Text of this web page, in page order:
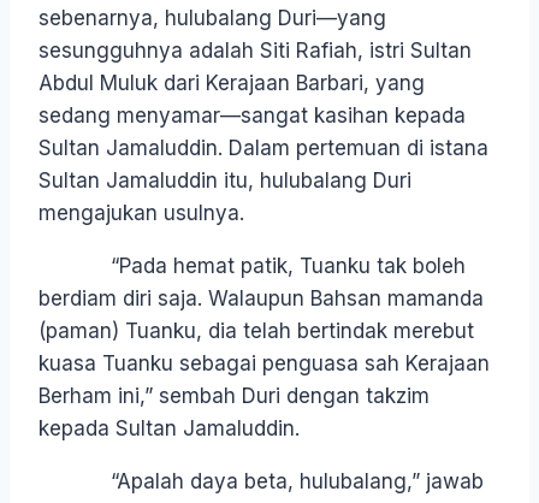
sebenarnya, hulubalang Duri—yang
sesungguhnya adalah Siti Rafiah, istri Sultan
Abdul Muluk dari Kerajaan Barbari, yang
sedang menyamar—sangat kasihan kepada
Sultan Jamaluddin. Dalam pertemuan di istana
Sultan Jamaluddin itu, hulubalang Duri
mengajukan usulnya.
“Pada hemat patik, Tuanku tak boleh
berdiam diri saja. Walaupun Bahsan mamanda
(paman) Tuanku, dia telah bertindak merebut
kuasa Tuanku sebagai penguasa sah Kerajaan
Berham ini,” sembah Duri dengan takzim
kepada Sultan Jamaluddin.
“Apalah daya beta, hulubalang,” jawab